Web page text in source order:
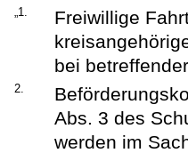
„1.
Freiwillige
bei
2.
Abs. 3 des
werden im